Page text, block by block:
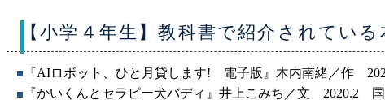
【小学４年生】教科書で紹介されている
『AIロボット、ひと月貸します! 電子版』木内南緒／作
『かいくんとセラピー犬バディ』井上こみち／文 2020.2